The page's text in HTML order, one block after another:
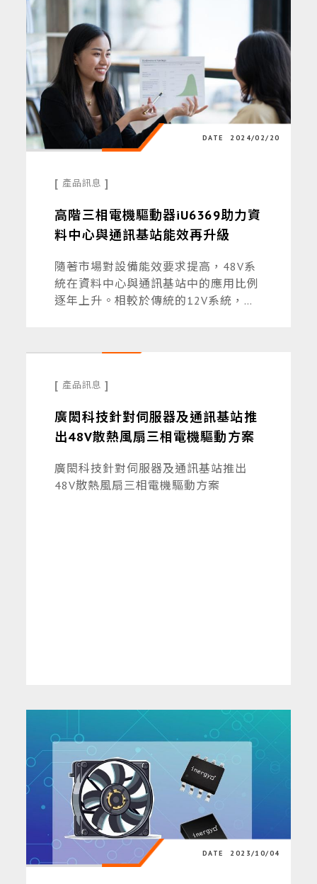
DATE 2024/02/20
[ 產品訊息 ]
高階三相電機驅動器iU6369助力資
料中心與通訊基站能效再升級
隨著市場對設備能效要求提高，48V系
統在資料中心與通訊基站中的應用比例
逐年上升。相較於傳統的12V系統，
[ 產品訊息 ]
廣閎科技針對伺服器及通訊基站推
出48V散熱風扇三相電機驅動方案
廣閎科技針對伺服器及通訊基站推出
48V散熱風扇三相電機驅動方案
DATE 2023/10/04